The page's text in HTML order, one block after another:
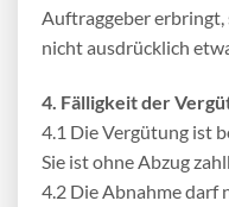
Auftraggeber
nicht ausdrücklich
4. Fälligkeit der
4.1 Die Vergütung ist
Sie ist ohne Abzug
4.2 Die Abnahme darf